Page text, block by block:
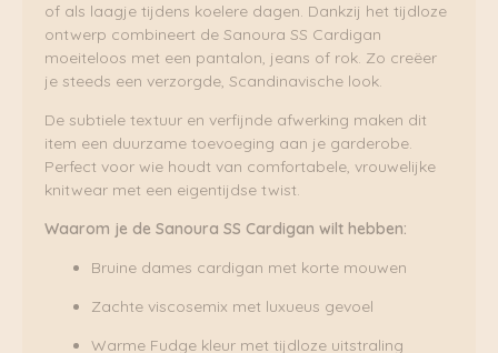
of als laagje tijdens koelere dagen. Dankzij het tijdloze
ontwerp combineert de Sanoura SS Cardigan
moeiteloos met een pantalon, jeans of rok. Zo creëer
je steeds een verzorgde, Scandinavische look.
De subtiele textuur en verfijnde afwerking maken dit
item een duurzame toevoeging aan je garderobe.
Perfect voor wie houdt van comfortabele, vrouwelijke
knitwear met een eigentijdse twist.
Waarom je de Sanoura SS Cardigan wilt hebben:
Bruine dames cardigan met korte mouwen
Zachte viscosemix met luxueus gevoel
Warme Fudge kleur met tijdloze uitstraling